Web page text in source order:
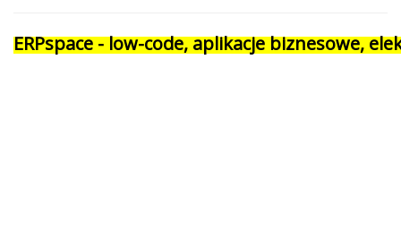
ERPspace - low-code, aplikacje biznesowe,